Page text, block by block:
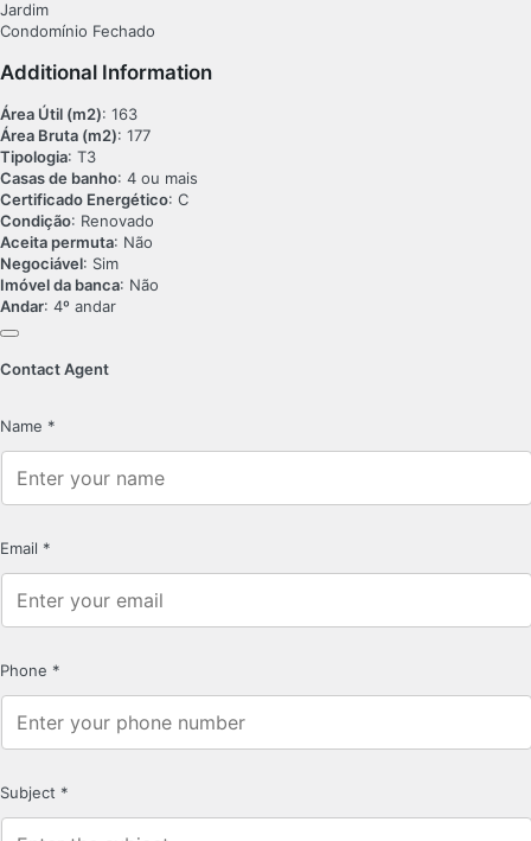
Jardim
Condomínio Fechado
Additional Information
Área Útil (m2): 163
Área Bruta (m2): 177
Tipologia: T3
Casas de banho: 4 ou mais
Certificado Energético: C
Condição: Renovado
Aceita permuta: Não
Negociável: Sim
Imóvel da banca: Não
Andar: 4º andar
Contact Agent
Name *
Email *
Phone *
Subject *